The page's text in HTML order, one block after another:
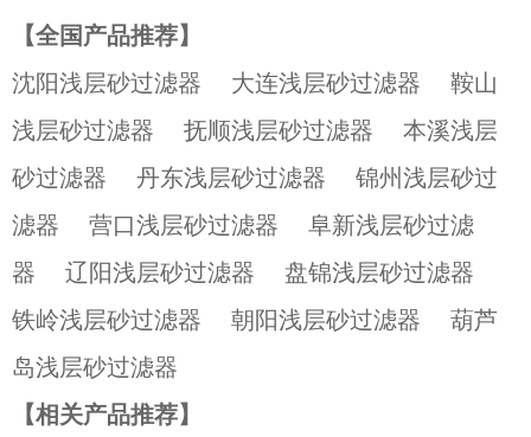
【全国产品推荐】
沈阳浅层砂过滤器
大连浅层砂过滤器
鞍山
浅层砂过滤器
抚顺浅层砂过滤器
本溪浅层
砂过滤器
丹东浅层砂过滤器
锦州浅层砂过
滤器
营口浅层砂过滤器
阜新浅层砂过滤
器
辽阳浅层砂过滤器
盘锦浅层砂过滤器
铁岭浅层砂过滤器
朝阳浅层砂过滤器
葫芦
岛浅层砂过滤器
【相关产品推荐】